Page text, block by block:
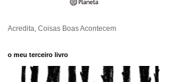
Acredita, Coisas Boas Acontecem
o meu terceiro livro